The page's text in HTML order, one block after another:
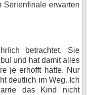
Serienfinale erwarten
betrachtet. Sie
und hat damit alles
je erhofft hatte. Nur
deutlich im Weg. Ich
das Kind nicht